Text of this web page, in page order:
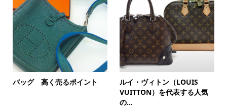
バッグ 高く売るポイント
ルイ・ヴィトン（LOUIS
VUITTON）を代表する人気
の...